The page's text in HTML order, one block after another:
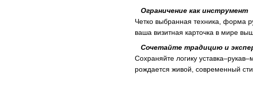
Ограничение как инструмент
Четко выбранная техника, форма
ваша визитная карточка в мире
Сочетайте традицию и
Сохраняйте логику
рождается живой, современный